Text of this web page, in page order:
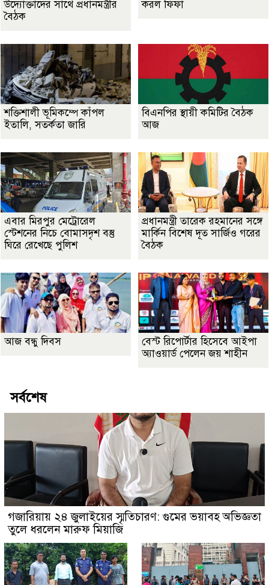
উদ্যোক্তাদের সাথে প্রধানমন্ত্রীর
বৈঠক
করল ফিফা
শক্তিশালী ভূমিকম্পে কাঁপল
ইতালি, সতর্কতা জারি
বিএনপির স্থায়ী কমিটির বৈঠক
আজ
এবার মিরপুর মেট্রোরেল
স্টেশনের নিচে বোমাসদৃশ বস্তু
ঘিরে রেখেছে পুলিশ
প্রধানমন্ত্রী তারেক রহমানের সঙ্গে
মার্কিন বিশেষ দূত সার্জিও গরের
বৈঠক
আজ বন্ধু দিবস
বেস্ট রিপোর্টার হিসেবে আইপা
অ্যাওয়ার্ড পেলেন জয় শাহীন
সর্বশেষ
গজারিয়ায় ২৪ জুলাইয়ের স্মৃতিচারণ: গুমের ভয়াবহ অভিজ্ঞতা
তুলে ধরলেন মারুফ মিয়াজি